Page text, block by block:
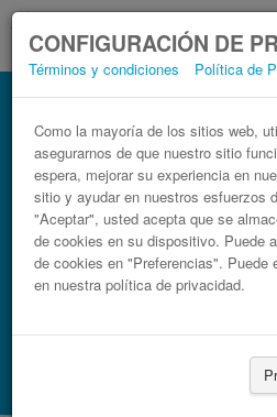
CONFIGURACIÓN DE
Términos y condiciones Política de
Como la mayoría de los sitios web,
asegurarnos de que nuestro sitio
espera, mejorar su experiencia en
sitio y ayudar en nuestros esfuerzos
"Aceptar", usted acepta que se
de cookies en su dispositivo. Puede
de cookies en "Preferencias". Puede
en nuestra política de privacidad.
Autobús
Billetes de autobuses
Busca también